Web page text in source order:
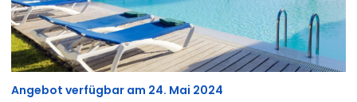
Angebot verfügbar am 24. Mai 2024